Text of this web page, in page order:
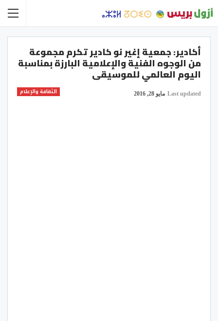
أكادير: جمعية إغير نو كادير تكرم مجموعة
من الوجوه الفنية والإعلامية البارزة بمناسبة
اليوم العالمي للموسيقى
الثقافة والإعلام Last updated مايو 28, 2016